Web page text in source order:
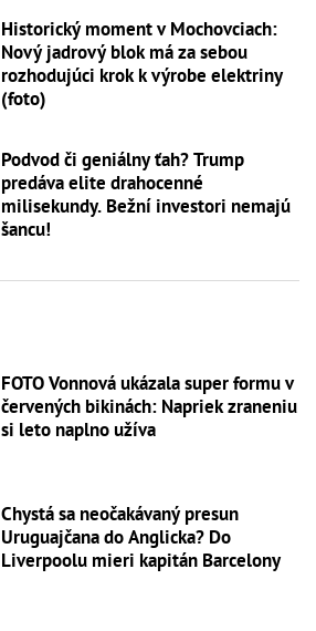
Historický moment v Mochovciach:
Nový jadrový blok má za sebou
rozhodujúci krok k výrobe elektriny
(foto)
Podvod či geniálny ťah? Trump
predáva elite drahocenné
milisekundy. Bežní investori nemajú
šancu!
FOTO Vonnová ukázala super formu v
červených bikinách: Napriek zraneniu
si leto naplno užíva
Chystá sa neočakávaný presun
Uruguajčana do Anglicka? Do
Liverpoolu mieri kapitán Barcelony